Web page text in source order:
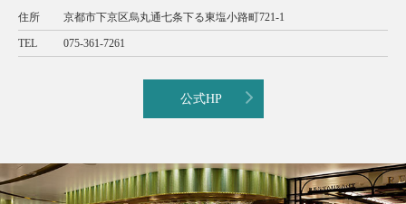
住所 京都市下京区烏丸通七条下る東塩小路町721-1
TEL 075-361-7261
公式HP